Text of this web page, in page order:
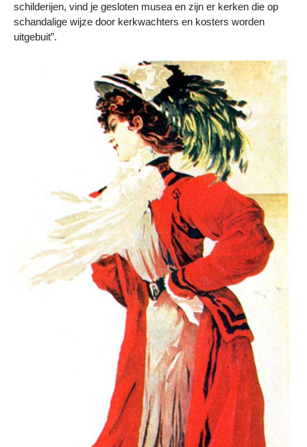
schilderijen, vind je gesloten musea en zijn er kerken die op
schandalige wijze door kerkwachters en kosters worden
uitgebuit”.